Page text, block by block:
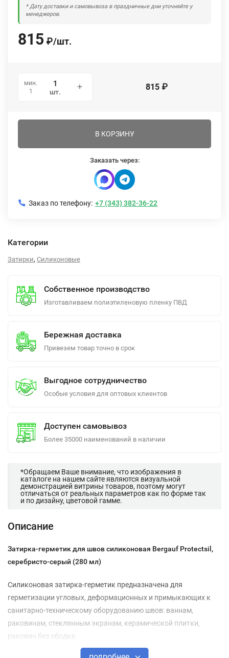
* Дату доставки и самовывоза в праздничные дни уточняйте у
менеджеров.
815 ₽/шт.
мин.
1
шт. 815 ₽
В КОРЗИНУ
Заказать через:
Заказ по телефону: +7 (343) 382-36-22
Категории
Затирки, Силиконовые
Собственное производство
Изготавливаем полиэтиленовую пленку ПВД
Бережная доставка
Привезем товар точно в срок
Выгодное сотрудничество
Особые условия для оптовых клиентов
Доступен самовывоз
Более 35000 наименований в наличии
*Обращаем Ваше внимание, что изображения в
каталоге на нашем сайте являются визуальной
демонстрацией витрины товаров, поэтому могут
отличаться от реальных параметров как по форме так
и по дизайну, цветовой гамме.
Описание
Затирка-герметик для швов силиконовая Bergauf Protectsil,
серебристо-серый (280 мл)
Силиконовая затирка-герметик предназначена для
герметизации угловых, деформационных и примыкающих к
санитарно-техническому оборудованию швов: ваннам,
раковинам, стеклянным экранам, керамической плитки,
раковин без ободка.